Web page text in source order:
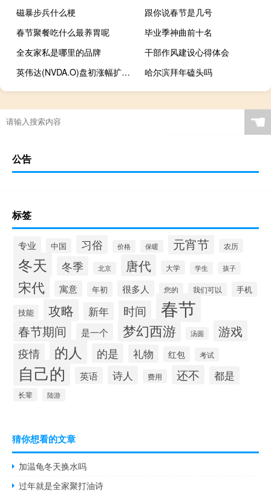
磁暴步兵什么梗
跟你说春节是几号
春节聚餐吃什么最养胃呢
毕业季神曲前十名
全友家私是哪里的品牌
干部作风建设心得体会
英伟达(NVDA.O)盘初涨幅扩大至3%
哈尔滨拜年磕头吗
☚
公告
标签
专业 中国 习俗 价格 保暖 元宵节 农历
冬天 冬季 北京 唐代 大学 学生 孩子
宋代 寓意 年初 很多人 您的 我们可以
手机
技能
攻略 新年 时间 春节
春节期间 是一个 梦幻西游 汤圆 游戏
疫情 的人 的是 礼物 红包 考试
自己的 英语 诗人 费用 还不 都是
长辈 陆游
猜你想看的文章
加温龟冬天换水吗
过年就是全家聚打油诗